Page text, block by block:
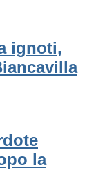
ignoti,
la